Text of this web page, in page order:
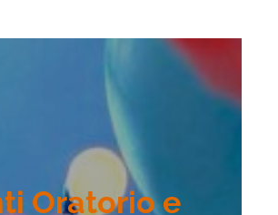
Oratorio e